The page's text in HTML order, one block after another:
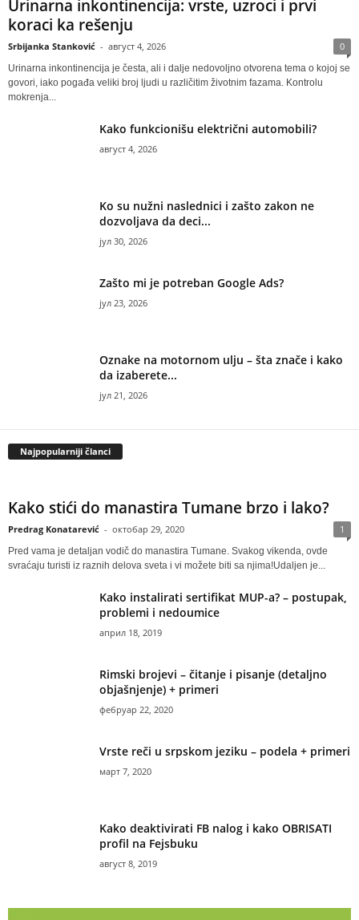
Urinarna inkontinencija: vrste, uzroci i prvi
koraci ka rešenju
Srbijanka Stanković - август 4, 2026 0
Urinarna inkontinencija je česta, ali i dalje nedovoljno otvorena tema o kojoj se
govori, iako pogađa veliki broj ljudi u različitim životnim fazama. Kontrolu
mokrenja...
Kako funkcionišu električni automobili?
август 4, 2026
Ko su nužni naslednici i zašto zakon ne
dozvoljava da deci...
јул 30, 2026
Zašto mi je potreban Google Ads?
јул 23, 2026
Oznake na motornom ulju – šta znače i kako
da izaberete...
јул 21, 2026
Najpopularniji članci
Kako stići do manastira Tumane brzo i lako?
Predrag Konatarević - октобар 29, 2020 1
Pred vama je detaljan vodič do manastira Tumane. Svakog vikenda, ovde
svraćaju turisti iz raznih delova sveta i vi možete biti sa njima!Udaljen je...
Kako instalirati sertifikat MUP-a? – postupak,
problemi i nedoumice
април 18, 2019
Rimski brojevi – čitanje i pisanje (detaljno
objašnjenje) + primeri
фебруар 22, 2020
Vrste reči u srpskom jeziku – podela + primeri
март 7, 2020
Kako deaktivirati FB nalog i kako OBRISATI
profil na Fejsbuku
август 8, 2019